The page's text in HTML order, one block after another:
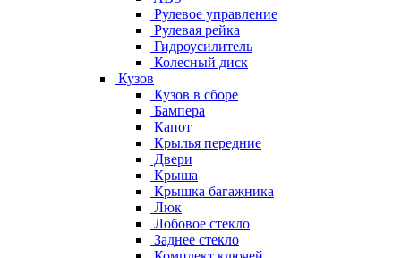
Рулевое управление
Рулевая рейка
Гидроусилитель
Колесный диск
Кузов
Кузов в сборе
Бампера
Капот
Крылья передние
Двери
Крыша
Крышка багажника
Люк
Лобовое стекло
Заднее стекло